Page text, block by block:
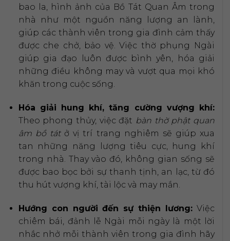
bao la, hình ảnh của Bồ Tát Quan Âm trong
nhà như một nguồn năng lượng an lành,
giúp các thành viên trong gia đình cảm thấy
được che chở, bảo vệ. Việc thờ phụng Ngài
giúp gia đạo luôn được bình yên, hóa giải
những điều không may và vượt qua mọi khó
khăn trong cuộc sống.
Hóa giải hung khí, tăng cường vượng khí:
Theo phong thủy, việc đặt bàn thờ phật quan
âm bồ tátở vị trí trang nghiêm sẽ giúp xua
tan những năng lượng tiêu cực, hung khí
trong nhà. Thay vào đó, không gian sống sẽ
được bao bọc bởi sự thanh tịnh, an lạc, từ đó
thu hút vượng khí, tài lộc và may mắn.
Hướng con người đến sự thiện lương: Việc
chiêm bái, đảnh lễ Ngài mỗi ngày là một lời
nhắc nhở mỗi thành viên trong gia đình hãy